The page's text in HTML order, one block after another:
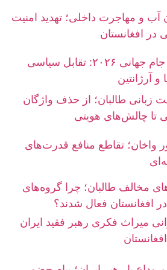
آب و مهاجرت داخلی؛ تهدید امنیت
در افغانستان
فینال جام جهانی ۲۰۲۶: تقابل سیاسی
و آرژانتین
زبانی طالبان؛ از حذف واژگان
تا چالش‌های هویتی
واخان؛ تقاطع منافع قدرت‌های
مخالف طالبان؛ چرا گروه‌های
افغانستان فعال شدند؟
میراث فکری رهبر فقید ایران